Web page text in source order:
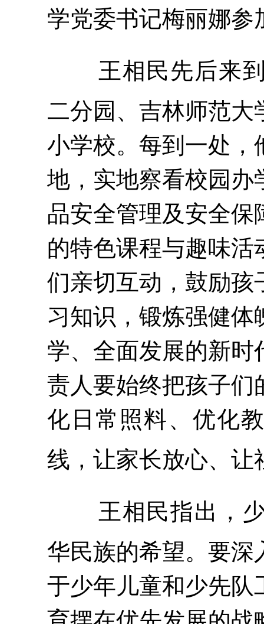
学党委书记梅丽娜参
王相民先后来
二分园、吉林师范
小学校。每到一处，
地，实地察看校园办
品安全管理及安全
的特色课程与趣味
们亲切互动，鼓励孩
习知识，锻炼强健
学、全面发展的新
责人要始终把孩子们
化日常照料、优化
线，让家长放心、让
王相民指出，
华民族的希望。要深
于少年儿童和少先队